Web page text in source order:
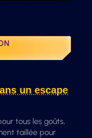
un escape
tous les goûts,
taillée pour